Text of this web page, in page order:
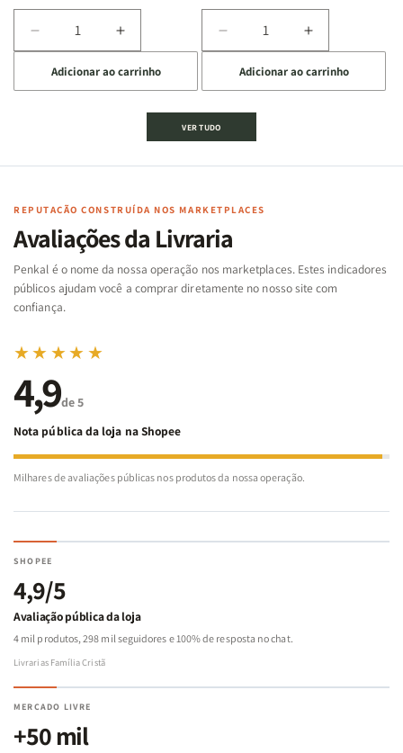
Diminuir
a
quantidade
de
Cartas
Famílias
Bíblia
-
Penkal
Aumentar
a
quantidade
de
Jogo
Cartas
Famílias
da
Bíblia
-
Penkal
Adicionar ao carrinho
Diminuir
a
quantidade
de
Jogo
|
de
Aumentar
a
quantidade
de
|
Adicionar ao carrinho
VER TUDO
REPUTAÇÃO CONSTRUÍDA NOS MARKETPLACES
Avaliações da Livraria
Penkal é o nome da nossa operação nos marketplaces. Estes indicadores
públicos ajudam você a comprar diretamente no nosso site com
confiança.
★★★★★
4,9de 5
Nota pública da loja na Shopee
Milhares de avaliações públicas nos produtos da nossa operação.
SHOPEE
4,9/5
Avaliação pública da loja
4 mil produtos, 298 mil seguidores e 100% de resposta no chat.
Livrarias Família Cristã
MERCADO LIVRE
+50 mil